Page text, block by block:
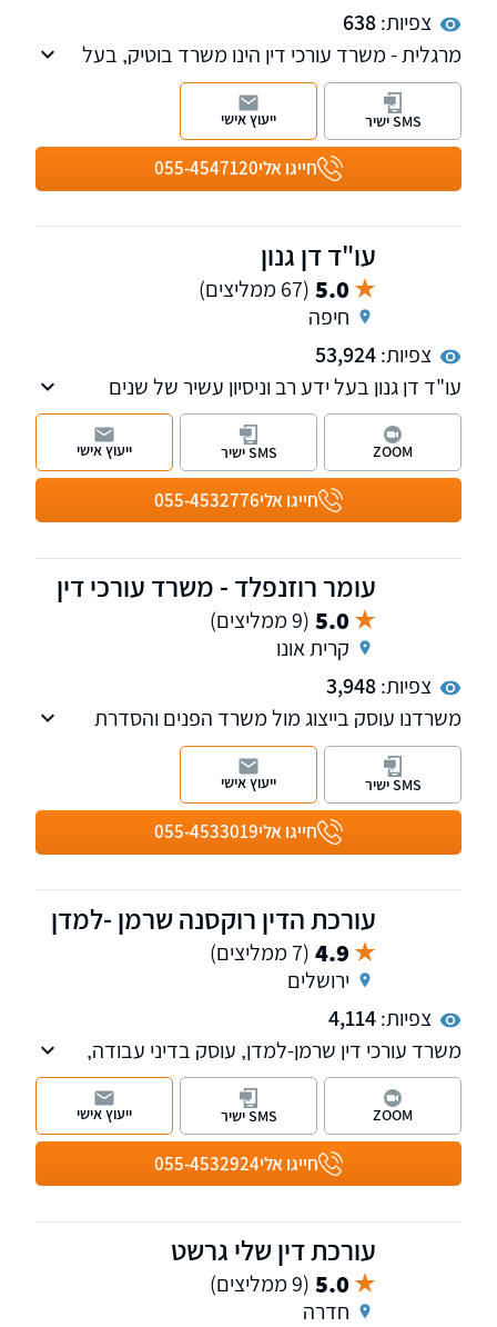
צפיות:638
מרגלית - משרד עורכי דין הינו משרד בוטיק, בעל
ניסיון עשיר בתחומי משפט שונים. מעניק ייעוץ וליווי
משפטי מקיף ומקצועי במטרה לספק ללקוחותיו
פתרונות משפטיים מותאמים ויצירתיים תוך מתן
דגש על יחס אישי וליווי צמוד לכל אורך הדרך.
חייגו אלי055-4547120
SMS ישיר ייעוץ אישי
עו"ד דן גנון
5.0 (67 ממליצים)
חיפה
צפיות:53,924
עו"ד דן גנון בעל ידע רב וניסיון עשיר של שנים
רבות. עבד בעבר בבית הדין לעבודה בחיפה ועוסק
אך ורק בתביעות מתחום הביטוח הלאומי, נזקי גוף
ודיני עבודה.
חייגו אלי055-4532776
ZOOM SMS ישיר ייעוץ אישי
עומר רוזנפלד - משרד עורכי דין
5.0 (9 ממליצים)
קרית אונו
צפיות:3,948
משרדנו עוסק בייצוג מול משרד הפנים והסדרת
מעמד בישראל, דיני עבודה וכן הנפקה והשבה של
רישיונות נשק.
חייגו אלי055-4533019
SMS ישיר ייעוץ אישי
עורכת הדין רוקסנה שרמן -למדן
4.9 (7 ממליצים)
ירושלים
צפיות:4,114
משרד עורכי דין שרמן-למדן, עוסק בדיני עבודה,
במשפט מנהלי וחוקתי ובמשפט אזרחי עסקי.
חייגו אלי055-4532924
ZOOM SMS ישיר ייעוץ אישי
עורכת דין שלי גרשט
5.0 (9 ממליצים)
חדרה